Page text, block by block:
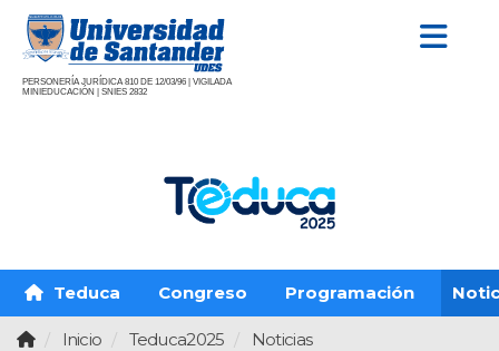
PERSONERÍA JURÍDICA 810 DE 12/03/96 | VIGILADA
MINIEDUCACIÓN | SNIES 2832
Teduca Congreso Programación
Inicio Teduca2025 Noticias